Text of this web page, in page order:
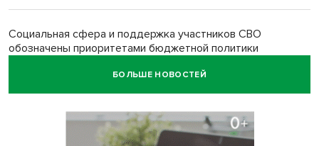
Социальная сфера и поддержка участников СВО
обозначены приоритетами бюджетной политики
БОЛЬШЕ НОВОСТЕЙ